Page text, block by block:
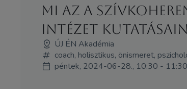
Mi az a
Intézet
ÚJ ÉN Akadémia
coach, holisztikus, önismeret,
péntek, 2024-06-28., 10:30 - 11:30